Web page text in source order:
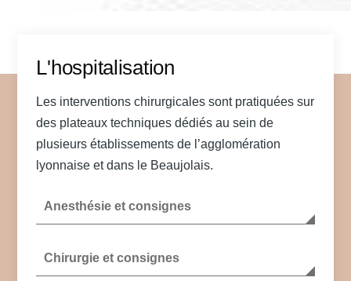
L'hospitalisation
Les interventions chirurgicales sont pratiquées sur
des plateaux techniques dédiés au sein de
plusieurs établissements de l’agglomération
lyonnaise et dans le Beaujolais.
Anesthésie et consignes
Chirurgie et consignes